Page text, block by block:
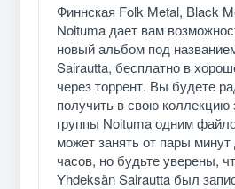
Финнская Folk Metal, Black
Noituma дает вам
новый альбом под
Sairautta, бесплатно в
через торрент. Вы будете
получить в свою коллекцию
группы Noituma одним
может занять от пары минут
часов, но будьте уверены,
Yhdeksän Sairautta был